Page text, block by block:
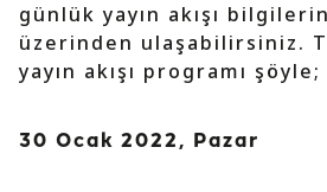
günlük yayın akışı
üzerinden ulaşabilirsiniz.
yayın akışı programı şöyle;
30 Ocak 2022, Pazar